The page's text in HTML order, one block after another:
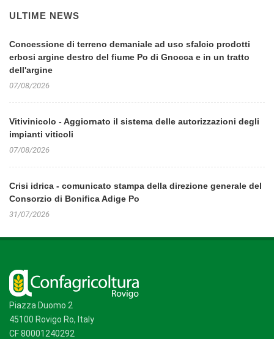
ULTIME NEWS
Concessione di terreno demaniale ad uso sfalcio prodotti
erbosi argine destro del fiume Po di Gnocca e in un tratto
dell'argine
07/08/2026
Vitivinicolo - Aggiornato il sistema delle autorizzazioni degli
impianti viticoli
07/08/2026
Crisi idrica - comunicato stampa della direzione generale del
Consorzio di Bonifica Adige Po
31/07/2026
Piazza Duomo 2
45100 Rovigo Ro, Italy
CF 80001240292